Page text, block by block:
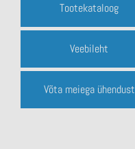
Tootekataloog
Veebileht
Võta meiega ühendust